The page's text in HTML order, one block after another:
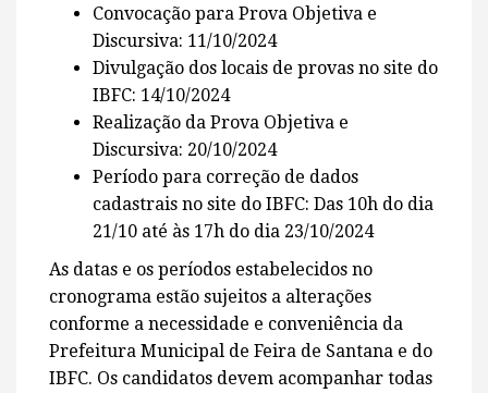
Convocação para Prova Objetiva e
Discursiva: 11/10/2024
Divulgação dos locais de provas no site do
IBFC: 14/10/2024
Realização da Prova Objetiva e
Discursiva: 20/10/2024
Período para correção de dados
cadastrais no site do IBFC: Das 10h do dia
21/10 até às 17h do dia 23/10/2024
As datas e os períodos estabelecidos no
cronograma estão sujeitos a alterações
conforme a necessidade e conveniência da
Prefeitura Municipal de Feira de Santana e do
IBFC. Os candidatos devem acompanhar todas